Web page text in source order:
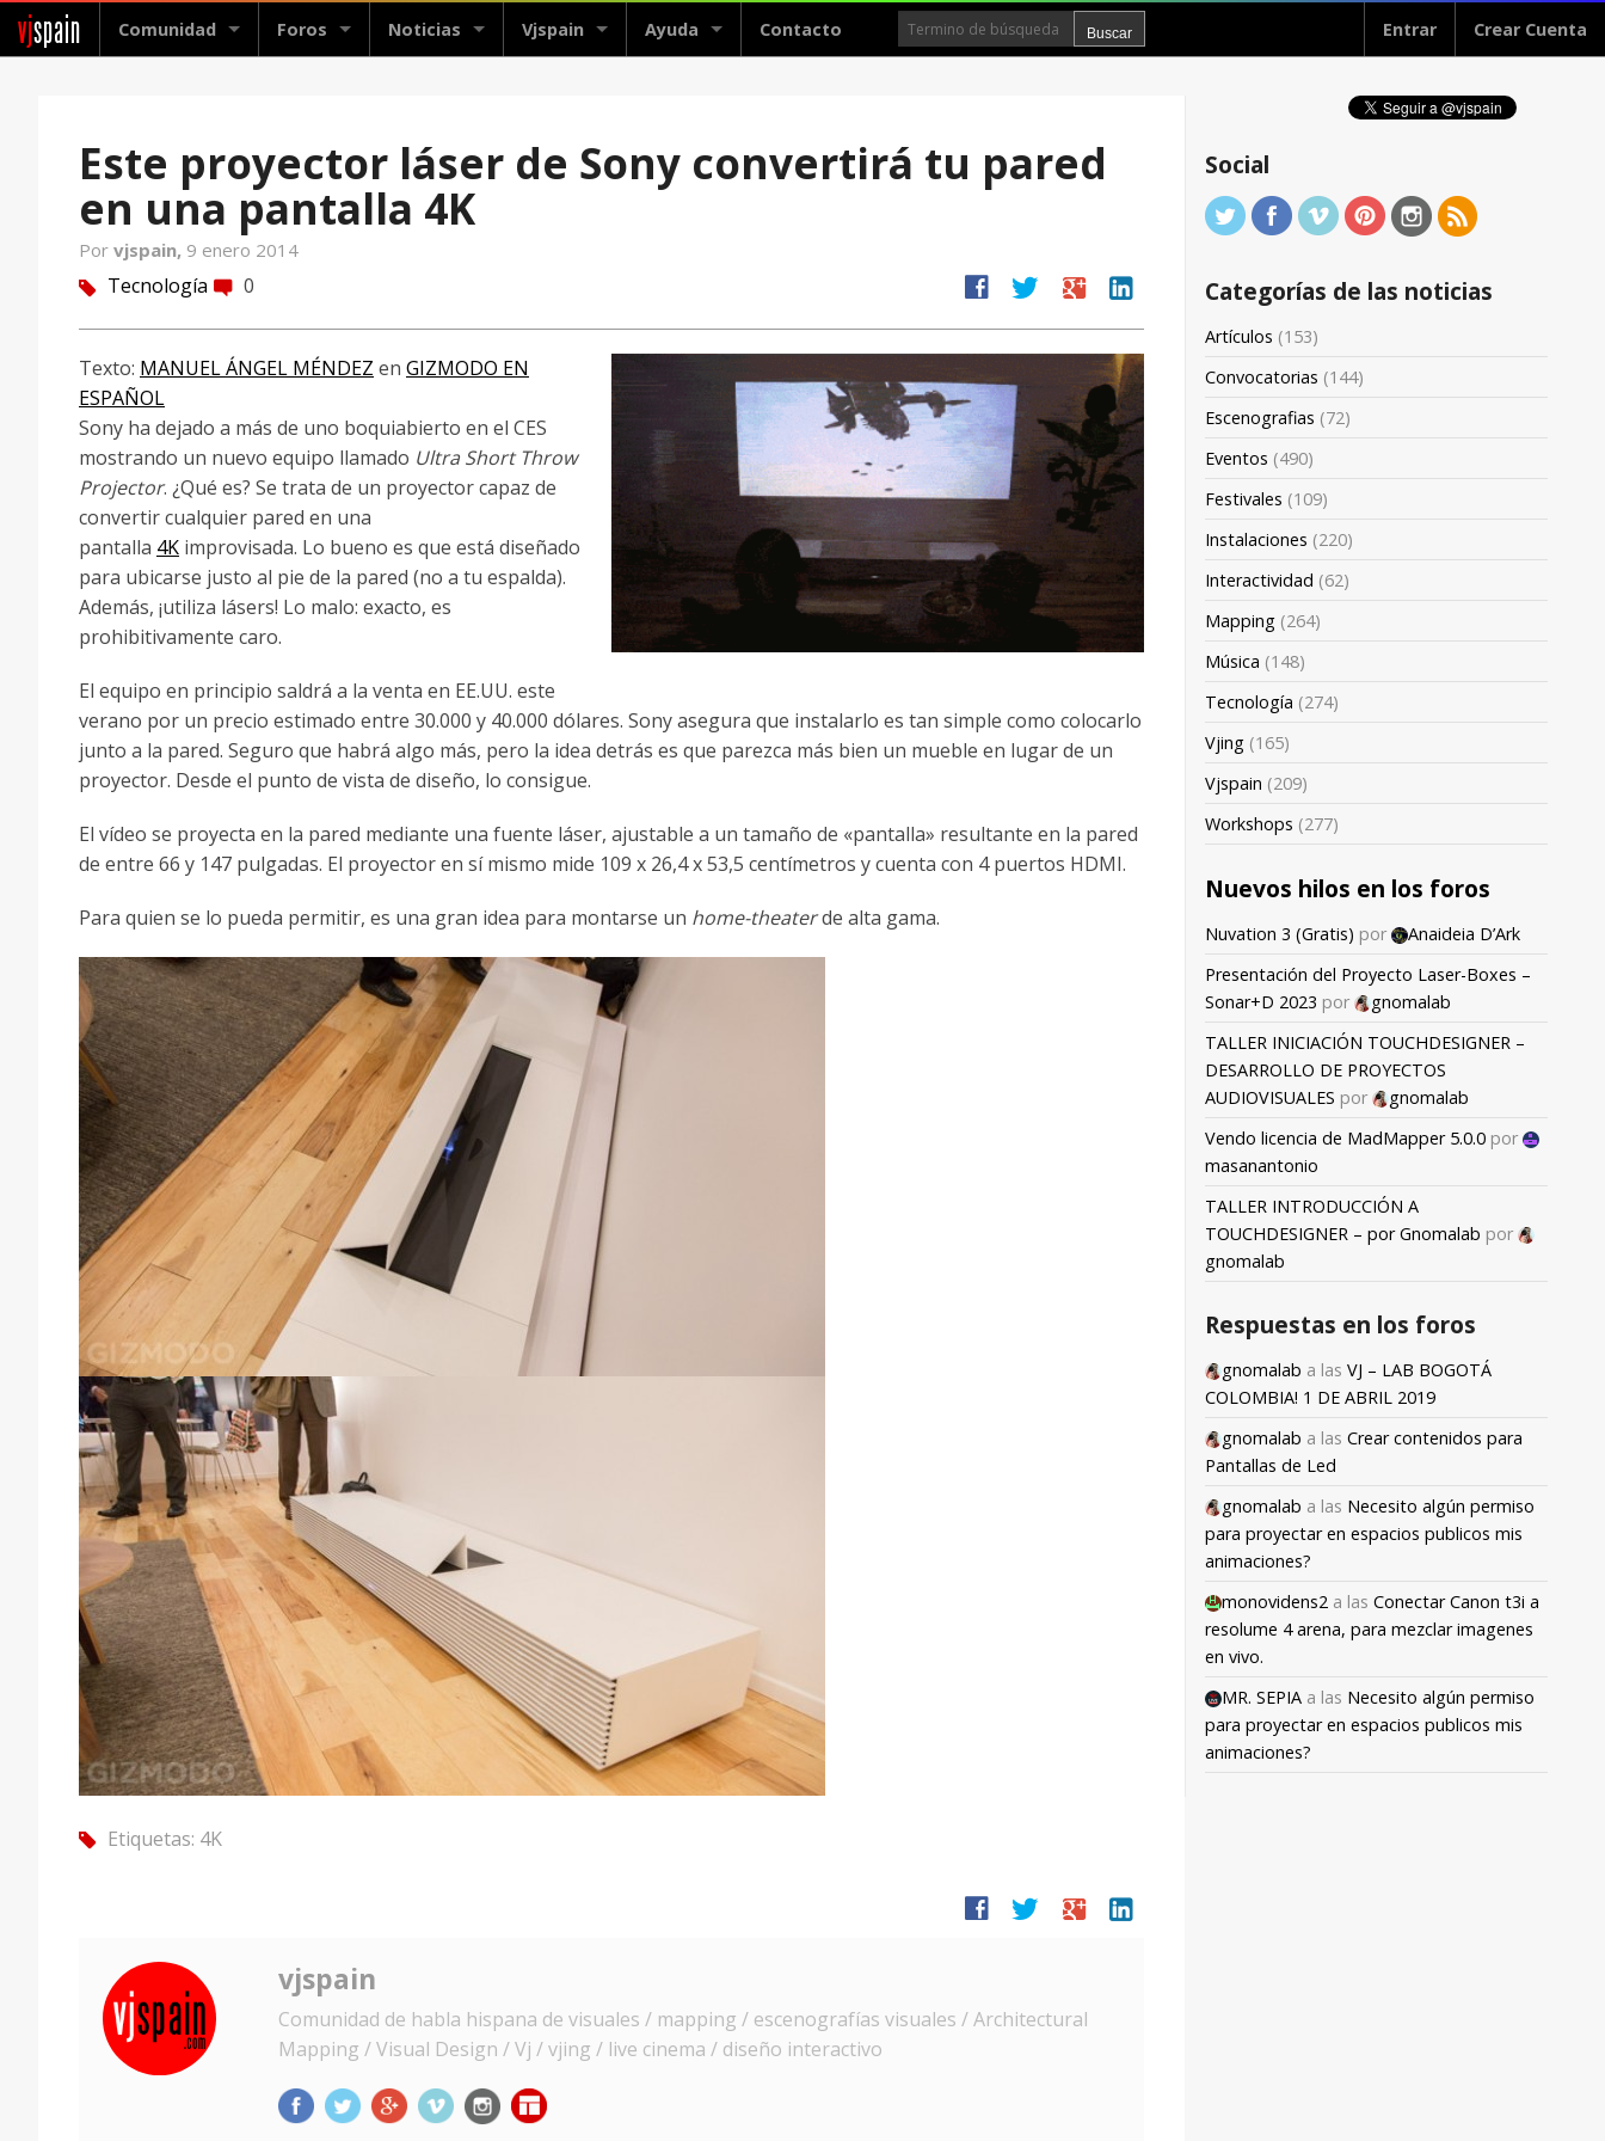
vjspain Comunidad Foros Noticias Vjspain Ayuda Contacto Entrar Crear Cuenta
Este proyector láser de Sony convertirá tu pared
en una pantalla 4K
Por vjspain, 9 enero 2014
tag Tecnología comment 0 facebook twitter google linkedin
Texto: MANUEL ÁNGEL MÉNDEZ en GIZMODO EN
ESPAÑOL
Sony ha dejado a más de uno boquiabierto en el CES
mostrando un nuevo equipo llamado Ultra Short Throw
Projector. ¿Qué es? Se trata de un proyector capaz de
convertir cualquier pared en una
pantalla 4K improvisada. Lo bueno es que está diseñado
para ubicarse justo al pie de la pared (no a tu espalda).
Además, ¡utiliza lásers! Lo malo: exacto, es
prohibitivamente caro.
El equipo en principio saldrá a la venta en EE.UU. este
verano por un precio estimado entre 30.000 y 40.000 dólares. Sony asegura que instalarlo es tan simple como colocarlo
junto a la pared. Seguro que habrá algo más, pero la idea detrás es que parezca más bien un mueble en lugar de un
proyector. Desde el punto de vista de diseño, lo consigue.
El vídeo se proyecta en la pared mediante una fuente láser, ajustable a un tamaño de «pantalla» resultante en la pared
de entre 66 y 147 pulgadas. El proyector en sí mismo mide 109 x 26,4 x 53,5 centímetros y cuenta con 4 puertos HDMI.
Para quien se lo pueda permitir, es una gran idea para montarse un home-theaterde alta gama.
tag Etiquetas: 4K
facebook twitter google linkedin
vjspain
Comunidad de habla hispana de visuales / mapping / escenografías visuales / Architectural
Mapping / Visual Design / Vj / vjing / live cinema / diseño interactivo
Social
Categorías de las noticias
Artículos (153)
Convocatorias (144)
Escenografias (72)
Eventos (490)
Festivales (109)
Instalaciones (220)
Interactividad (62)
Mapping (264)
Música (148)
Tecnología (274)
Vjing (165)
Vjspain (209)
Workshops (277)
Nuevos hilos en los foros
Nuvation 3 (Gratis) por
Anaideia D’Ark
Presentación del Proyecto Laser-Boxes –
Sonar+D 2023 por
gnomalab
TALLER INICIACIÓN TOUCHDESIGNER –
DESARROLLO DE PROYECTOS
AUDIOVISUALES por
gnomalab
Vendo licencia de MadMapper 5.0.0 por
masanantonio
TALLER INTRODUCCIÓN A
TOUCHDESIGNER – por Gnomalab por
gnomalab
Respuestas en los foros
gnomalab a las VJ – LAB BOGOTÁ
COLOMBIA! 1 DE ABRIL 2019
gnomalab a las Crear contenidos para
Pantallas de Led
gnomalab a las Necesito algún permiso
para proyectar en espacios publicos mis
animaciones?
monovidens2 a las Conectar Canon t3i a
resolume 4 arena, para mezclar imagenes
en vivo.
MR. SEPIA a las Necesito algún permiso
para proyectar en espacios publicos mis
animaciones?